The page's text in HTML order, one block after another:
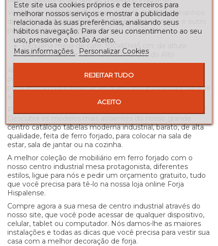
Você pode comprar esta mesa de café em dois tamanhos
diferentes: um tamanho com dimensões menores e outro
para espaços com um pouco mais de largura:
Pequena mesa de café: 100x60x45 cm. de altura
Grande mesa de café: 120x80x45 cm. do Alto
pintura que você pode escolher. Todas essas cores
possuem um processo de secagem em estufa para garantir
centro catálogo tabelas moderna industrial, barato, de alta
qualidade, feita de ferro forjado, para colocar na sala de
estar, sala de jantar ou na cozinha.
A melhor coleção de mobiliário em ferro forjado com o
nosso centro industrial mesa protagonista, diferentes
estilos, ligue para nós e pedir um orçamento gratuito, tudo
que você precisa para tê-lo na nossa loja online Forja
Hispalense.
Compre agora a sua mesa de centro industrial através do
nosso site, que você pode acessar de qualquer dispositivo,
celular, tablet ou computador. Nós damos-lhe as maiores
instalações e todas as dicas que você precisa para vestir sua
casa com a melhor decoração de forja.
Este site usa cookies próprios e de terceiros para
melhorar nossos serviços e mostrar a publicidade
relacionada às suas preferências, analisando seus
hábitos navegação. Para dar seu consentimento ao seu
uso, pressione o botão Aceito.
Mais informações
Personalizar Cookies
REJEITAR TUDO
ACEITO